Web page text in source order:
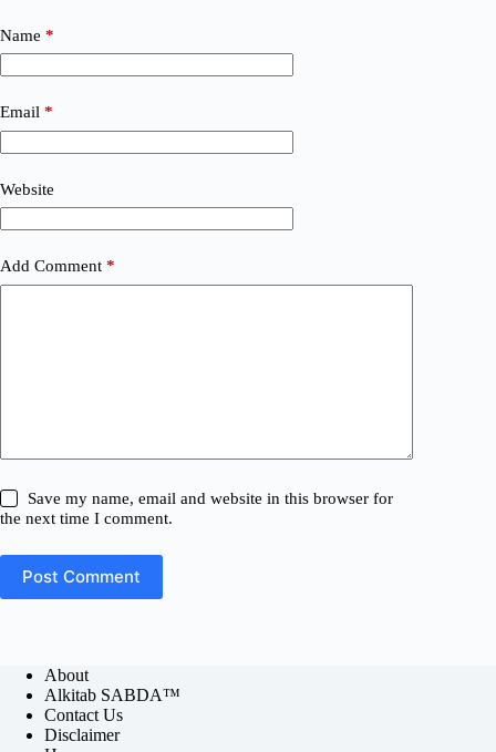
Name *
Email *
Website
Add Comment *
Save my name, email and website in this browser for
the next time I comment.
Post Comment
About
Alkitab SABDA™
Contact Us
Disclaimer